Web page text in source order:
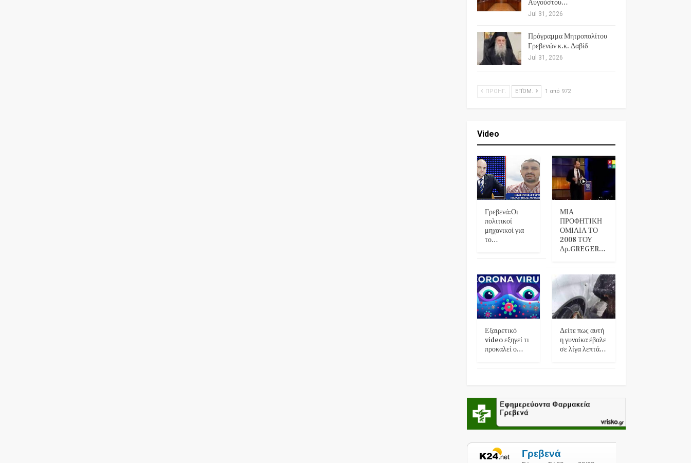
Αυγούστου…
Jul 31, 2026
Πρόγραμμα Μητροπολίτου
Γρεβενών κ.κ. Δαβίδ
Jul 31, 2026
ΠΡΟΗΓ. ΕΠΌΜ. 1 από 972
Video
Γρεβενά:Οι
πολιτικοί
μηχανικοί για
το…
ΜΙΑ
ΠΡΟΦΗΤΙΚΗ
ΟΜΙΛΙΑ ΤΟ
2008 ΤΟΥ
Δρ.GREGER…
Εξαιρετικό
video εξηγεί τι
προκαλεί ο…
Δείτε πως αυτή
η γυναίκα έβαλε
σε λίγα λεπτά…